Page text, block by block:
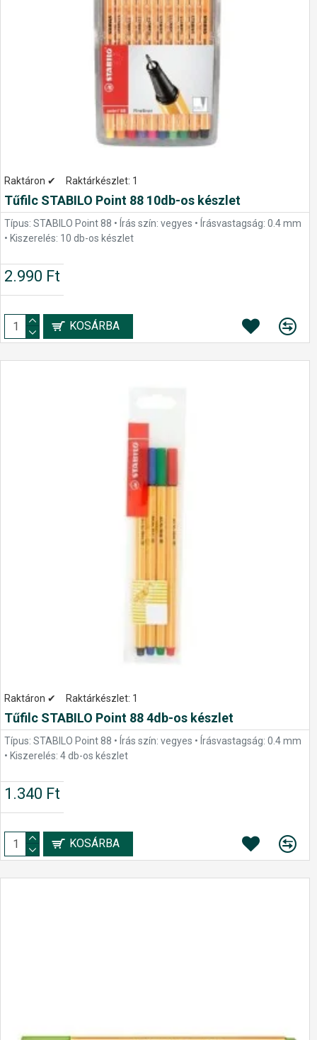
Raktáron ✔ Raktárkészlet: 1
Tűfilc STABILO Point 88 10db-os készlet
Típus: STABILO Point 88 • Írás szín: vegyes • Írásvastagság: 0.4 mm
• Kiszerelés: 10 db-os készlet
2.990 Ft
KOSÁRBA
Raktáron ✔ Raktárkészlet: 1
Tűfilc STABILO Point 88 4db-os készlet
Típus: STABILO Point 88 • Írás szín: vegyes • Írásvastagság: 0.4 mm
• Kiszerelés: 4 db-os készlet
1.340 Ft
KOSÁRBA